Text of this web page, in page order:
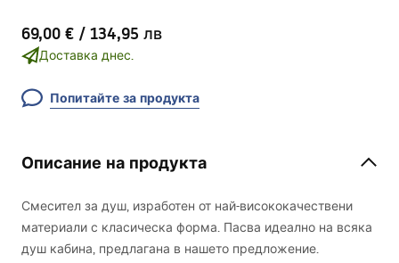
69,00 € / 134,95 лв
Доставка днес.
Попитайте за продукта
Описание на продукта
Смесител за душ, изработен от най-висококачествени
материали с класическа форма. Пасва идеално на всяка
душ кабина, предлагана в нашето предложение.